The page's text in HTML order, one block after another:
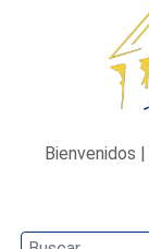
Bienvenidos |